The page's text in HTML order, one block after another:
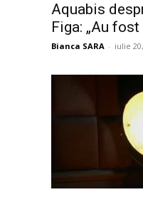
Aquabis
Figa: „Au
Bianca SARA - iulie